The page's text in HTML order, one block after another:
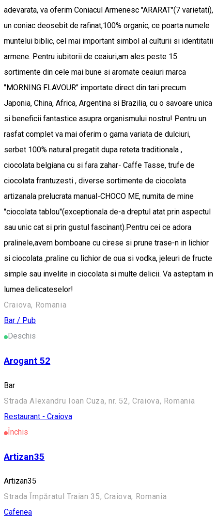
adevarata, va oferim Coniacul Armenesc "ARARAT"(7 varietati),
un coniac deosebit de rafinat,100% organic, ce poarta numele
muntelui biblic, cel mai important simbol al culturii si identitatii
armene. Pentru iubitorii de ceaiuri,am ales peste 15
sortimente din cele mai bune si aromate ceaiuri marca
"MORNING FLAVOUR" importate direct din tari precum
Japonia, China, Africa, Argentina si Brazilia, cu o savoare unica
si beneficii fantastice asupra organismului nostru! Pentru un
rasfat complet va mai oferim o gama variata de dulciuri,
serbet 100% natural pregatit dupa reteta traditionala ,
ciocolata belgiana cu si fara zahar- Caffe Tasse, trufe de
ciocolata frantuzesti , diverse sortimente de ciocolata
artizanala prelucrata manual-CHOCO ME, numita de mine
"ciocolata tablou"(exceptionala de-a dreptul atat prin aspectul
sau unic cat si prin gustul fascinant).Pentru cei ce adora
pralinele,avem bomboane cu cirese si prune trase-n in lichior
si ciocolata ,praline cu lichior de oua si vodka, jeleuri de fructe
simple sau invelite in ciocolata si multe delicii. Va asteptam in
lumea delicateselor!
Craiova, Romania
Bar / Pub
Deschis
Arogant 52
Bar
Strada Alexandru Ioan Cuza, nr. 52, Craiova, Romania
Restaurant - Craiova
Închis
Artizan35
Artizan35
Strada Împăratul Traian 35, Craiova, Romania
Cafenea